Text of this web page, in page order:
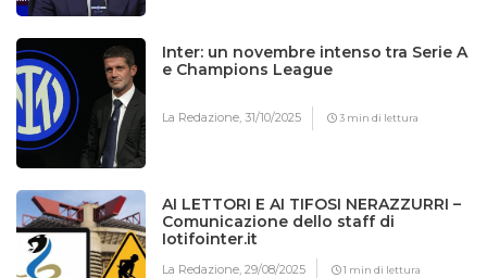
Inter: un novembre intenso tra Serie A
e Champions League
La Redazione,31/10/2025 3 min di lettura
AI LETTORI E AI TIFOSI NERAZZURRI –
Comunicazione dello staff di
Iotifointer.it
La Redazione,29/08/2025 1 min di lettura